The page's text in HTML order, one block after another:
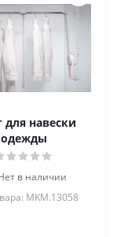
навески
одежды
в наличии
MKM.13058